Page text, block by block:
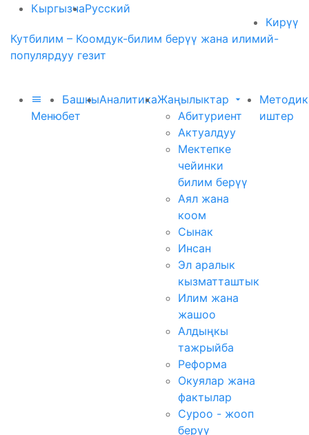
КыргызчаРусский
Кирүү
Кутбилим – Коомдук-билим берүү жана илимий-
популярдуу гезит
Меню
Башкы
бет
АналитикаЖаңылыктар
Абитуриент
Актуалдуу
Мектепке
чейинки
билим берүү
Аял жана
коом
Сынак
Инсан
Эл аралык
кызматташтык
Илим жана
жашоо
Алдыңкы
тажрыйба
Реформа
Окуялар жана
фактылар
Суроо - жооп
берүү
иштер